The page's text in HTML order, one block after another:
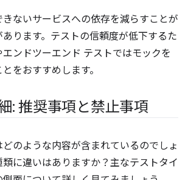
きないサービスへの依存を減らすことが
ります。テストの信頼度が低下するた
ンドツーエンド テストではモックを
をおすすめします。
: 推奨事項と禁止事項
のような内容が含まれているのでしょ
類に違いはありますか？主なテストタイ